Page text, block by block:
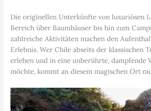
Die originellen Unterkünfte von luxuriösen
Bereich über Baumhäuser bis hin zum
zahlreiche Aktivitäten machen den
Erlebnis. Wer Chile abseits der klassischen
erleben und in eine unberührte, dampfende
möchte, kommt an diesem magischen Ort